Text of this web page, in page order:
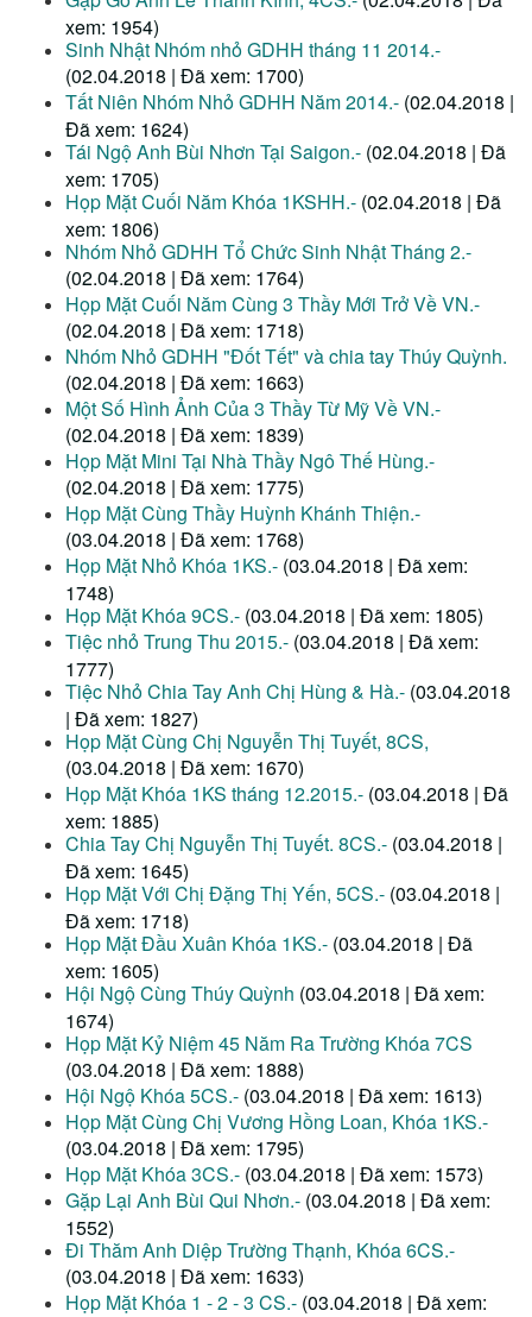
xem: 1954)
Sinh Nhật Nhóm nhỏ GDHH tháng 11 2014.-
(02.04.2018 | Đã xem: 1700)
Tất Niên Nhóm Nhỏ GDHH Năm 2014.- (02.04.2018 |
Đã xem: 1624)
Tái Ngộ Anh Bùi Nhơn Tại Saigon.- (02.04.2018 | Đã
xem: 1705)
Họp Mặt Cuối Năm Khóa 1KSHH.- (02.04.2018 | Đã
xem: 1806)
Nhóm Nhỏ GDHH Tổ Chức Sinh Nhật Tháng 2.-
(02.04.2018 | Đã xem: 1764)
Họp Mặt Cuối Năm Cùng 3 Thầy Mới Trở Về VN.-
(02.04.2018 | Đã xem: 1718)
Nhóm Nhỏ GDHH "Đốt Tết" và chia tay Thúy Quỳnh.
(02.04.2018 | Đã xem: 1663)
Một Số Hình Ảnh Của 3 Thầy Từ Mỹ Về VN.-
(02.04.2018 | Đã xem: 1839)
Họp Mặt Mini Tại Nhà Thầy Ngô Thế Hùng.-
(02.04.2018 | Đã xem: 1775)
Họp Mặt Cùng Thầy Huỳnh Khánh Thiện.-
(03.04.2018 | Đã xem: 1768)
Họp Mặt Nhỏ Khóa 1KS.- (03.04.2018 | Đã xem:
1748)
Họp Mặt Khóa 9CS.- (03.04.2018 | Đã xem: 1805)
Tiệc nhỏ Trung Thu 2015.- (03.04.2018 | Đã xem:
1777)
Tiệc Nhỏ Chia Tay Anh Chị Hùng & Hà.- (03.04.2018
| Đã xem: 1827)
Họp Mặt Cùng Chị Nguyễn Thị Tuyết, 8CS,
(03.04.2018 | Đã xem: 1670)
Họp Mặt Khóa 1KS tháng 12.2015.- (03.04.2018 | Đã
xem: 1885)
Chia Tay Chị Nguyễn Thị Tuyết. 8CS.- (03.04.2018 |
Đã xem: 1645)
Họp Mặt Với Chị Đặng Thị Yến, 5CS.- (03.04.2018 |
Đã xem: 1718)
Họp Mặt Đầu Xuân Khóa 1KS.- (03.04.2018 | Đã
xem: 1605)
Hội Ngộ Cùng Thúy Quỳnh (03.04.2018 | Đã xem:
1674)
Họp Mặt Kỷ Niệm 45 Năm Ra Trường Khóa 7CS
(03.04.2018 | Đã xem: 1888)
Hội Ngộ Khóa 5CS.- (03.04.2018 | Đã xem: 1613)
Họp Mặt Cùng Chị Vương Hồng Loan, Khóa 1KS.-
(03.04.2018 | Đã xem: 1795)
Họp Mặt Khóa 3CS.- (03.04.2018 | Đã xem: 1573)
Gặp Lại Anh Bùi Qui Nhơn.- (03.04.2018 | Đã xem:
1552)
Đi Thăm Anh Diệp Trường Thạnh, Khóa 6CS.-
(03.04.2018 | Đã xem: 1633)
Họp Mặt Khóa 1 - 2 - 3 CS.- (03.04.2018 | Đã xem: